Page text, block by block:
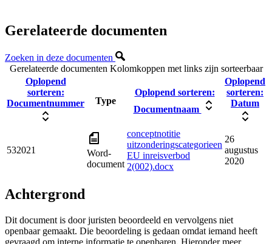
Gerelateerde documenten
Zoeken in deze documenten
Gerelateerde documenten Kolomkoppen met links zijn sorteerbaar
Oplopend
sorteren:
Documentnummer
Type
Oplopend sorteren:
Documentnaam
Oplopend
sorteren:
Datum
532021
Word-
document
conceptnotitie
uitzonderingscategorieen
EU inreisverbod
2(002).docx
26
augustus
2020
Achtergrond
Dit document is door juristen beoordeeld en vervolgens niet
openbaar gemaakt. Die beoordeling is gedaan omdat iemand heeft